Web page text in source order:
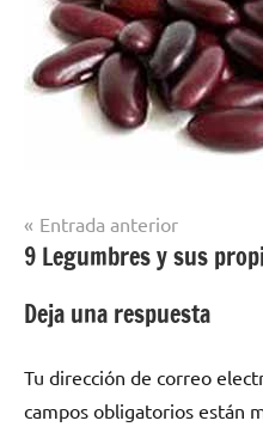
Navegación
de
entradas
Entrada anterior
9 Legumbres y sus
Deja una respuesta
Tu dirección de correo
campos obligatorios están